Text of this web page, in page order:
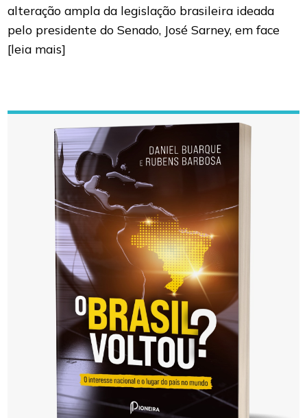
alteração ampla da legislação brasileira ideada
pelo presidente do Senado, José Sarney, em face
[leia mais]